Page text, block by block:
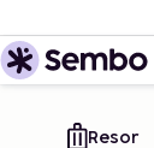
Resor